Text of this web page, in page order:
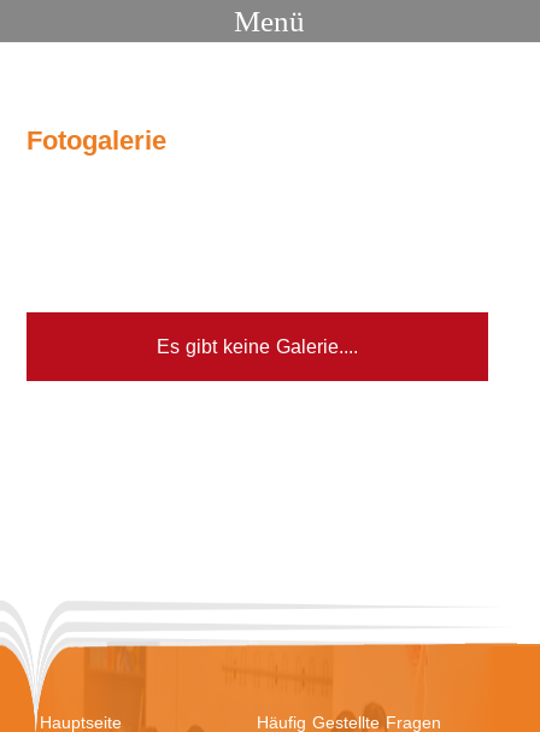
Menü
Fotogalerie
Es gibt keine Galerie....
Hauptseite Häufig Gestellte Fragen